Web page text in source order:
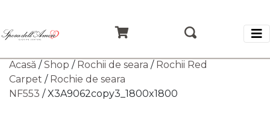
Acasă /Shop / Rochii de seara / Rochii Red
Carpet / Rochie de seara
NF553 / X3A9062copy3_1800x1800